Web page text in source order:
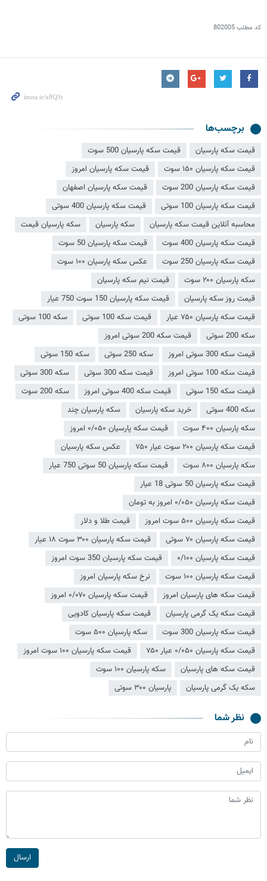
کد مطلب802005
برچسب‌ها
قیمت سکه پارسیان
قیمت سکه پارسیان 500 سوت
قیمت سکه پارسیان ۱۵۰ سوت
قیمت سکه پارسیان امروز
قیمت سکه پارسیان 200 سوت
قیمت سکه پارسیان اصفهان
قیمت سکه پارسیان 100 سوتی
قیمت سکه پارسیان 400 سوتی
محاسبه آنلاین قیمت سکه پارسیان
سکه پارسیان
سکه پارسیان قیمت
قیمت سکه پارسیان 400 سوت
قیمت سکه پارسیان 50 سوت
قیمت سکه پارسیان 250 سوت
عکس سکه پارسیان ۱۰۰ سوت
سکه پارسیان ۲۰۰ سوت
قیمت نیم سکه پارسیان
قیمت روز سکه پارسیان
قیمت سکه پارسیان 150 سوت 750 عیار
قیمت سکه پارسیان ۷۵۰ عیار
قیمت سکه 100 سوتی
سکه 100 سوتی
سکه 200 سوتی
قیمت سکه 200 سوتی امروز
قیمت سکه 300 سوتی امروز
سکه 250 سوتی
سکه 150 سوتی
قیمت سکه 100 سوتی امروز
قیمت سکه 300 سوتی
سکه 300 سوتی
قیمت سکه 150 سوتی
قیمت سکه 400 سوتی امروز
سکه 200 سوت
سکه 400 سوتی
خرید سکه پارسیان
سکه پارسیان چند
سکه پارسیان ۴۰۰ سوت
قیمت سکه پارسیان ۰/۰۵۰ امروز
قیمت سکه پارسیان ۲۰۰ سوت عیار ۷۵۰
عکس سکه پارسیان
سکه پارسیان ۸۰۰ سوت
قیمت سکه پارسیان 50 سوتی 750 عیار
قیمت سکه پارسیان 50 سوتی 18 عیار
قیمت سکه پارسیان ۰/۰۵۰ امروز به تومان
قیمت سکه پارسیان ۵۰۰ سوت امروز
قیمت طلا و دلار
قیمت سکه پارسیان ۷۰ سوتی
قیمت سکه پارسیان ۳۰۰ سوت ۱۸ عیار
قیمت سکه پارسیان ۰/۱۰۰
قیمت سکه پارسیان 350 سوت امروز
قیمت سکه پارسیان ۱۰۰ سوت
نرخ سکه پارسیان امروز
قیمت سکه های پارسیان امروز
قیمت سکه پارسیان ۰/۰۷۰ امروز
قیمت سکه یک گرمی پارسیان
قیمت سکه پارسیان کادویی
قیمت سکه پارسیان 300 سوت
سکه پارسیان ۵۰۰ سوت
قیمت سکه پارسیان ۰/۰۵۰ عیار ۷۵۰
قیمت سکه پارسیان ۱۰۰ سوت امروز
قیمت سکه های پارسیان
سکه پارسیان ۱۰۰ سوت
سکه یک گرمی پارسیان
پارسیان ۳۰۰ سوتی
نظر شما
ارسال